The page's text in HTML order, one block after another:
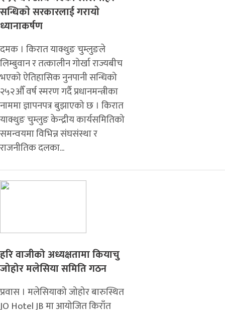
सन्धिकाे सरकारलाई गरायाे
ध्यानाकर्षण
दमक । किरात याक्थुङ चुम्लुङले
लिम्बुवान र तत्कालीन गोर्खा राज्यबीच
भएको ऐतिहासिक नुनपानी सन्धिको
२५२औँ वर्ष स्मरण गर्दै प्रधानमन्त्रीका
नाममा ज्ञापनपत्र बुझाएको छ । किरात
याक्थुङ चुम्लुङ केन्द्रीय कार्यसमितिको
समन्वयमा विभिन्न संघसंस्था र
राजनीतिक दलका...
हरि वाजीको अध्यक्षतामा कियाचु
जोहोर मलेसिया समिति गठन
प्रवास । मलेसियाको जोहोर बारुस्थित
JO Hotel JB मा आयोजित किराँत